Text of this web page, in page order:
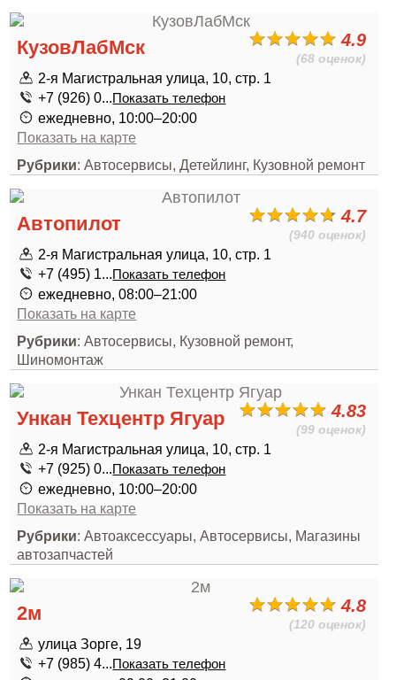
4.9
(68 оценок)
КузовЛабМск
2-я Магистральная улица, 10, стр. 1
+7 (926) 0...Показать телефон
ежедневно, 10:00–20:00
Показать на карте
Рубрики: Автосервисы, Детейлинг, Кузовной ремонт
4.7
(940 оценок)
Автопилот
2-я Магистральная улица, 10, стр. 1
+7 (495) 1...Показать телефон
ежедневно, 08:00–21:00
Показать на карте
Рубрики: Автосервисы, Кузовной ремонт,
Шиномонтаж
4.83
(99 оценок)
Ункан Техцентр Ягуар
2-я Магистральная улица, 10, стр. 1
+7 (925) 0...Показать телефон
ежедневно, 10:00–20:00
Показать на карте
Рубрики: Автоаксессуары, Автосервисы, Магазины
автозапчастей
4.8
(120 оценок)
2м
улица Зорге, 19
+7 (985) 4...Показать телефон